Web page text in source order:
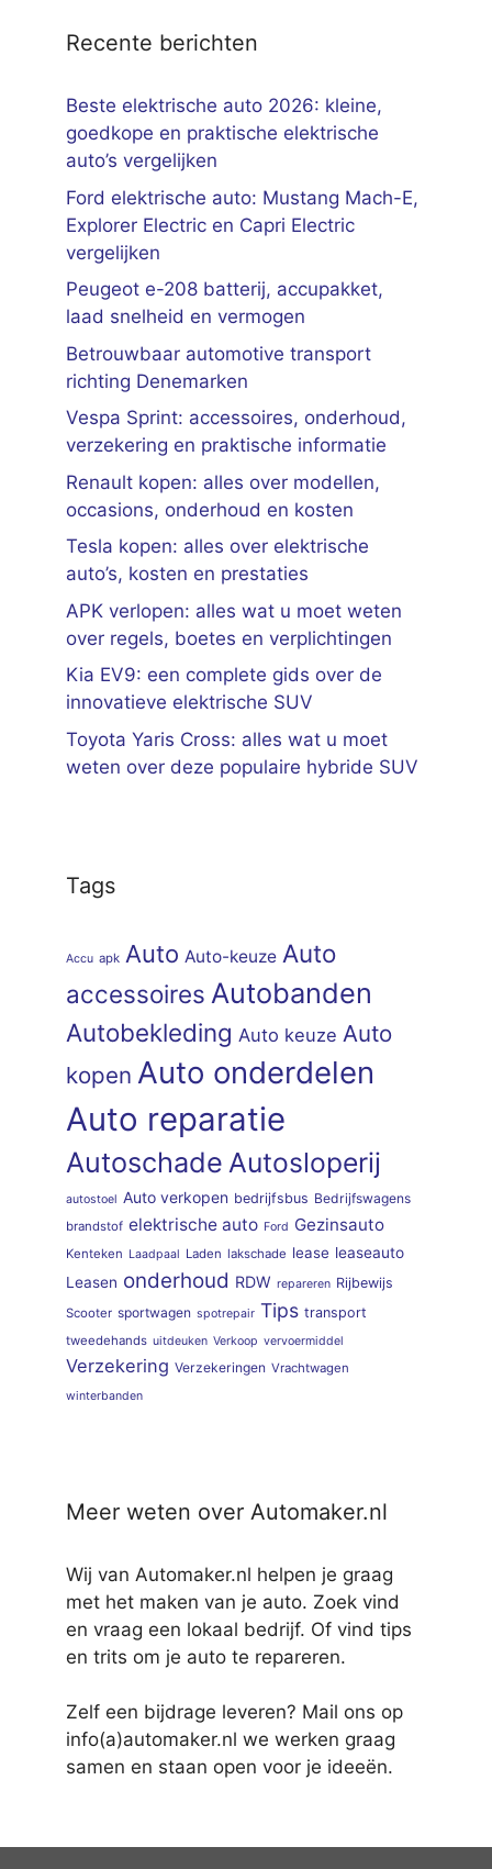
Recente berichten
Beste elektrische auto 2026: kleine,
goedkope en praktische elektrische
auto’s vergelijken
Ford elektrische auto: Mustang Mach-E,
Explorer Electric en Capri Electric
vergelijken
Peugeot e-208 batterij, accupakket,
laad snelheid en vermogen
Betrouwbaar automotive transport
richting Denemarken
Vespa Sprint: accessoires, onderhoud,
verzekering en praktische informatie
Renault kopen: alles over modellen,
occasions, onderhoud en kosten
Tesla kopen: alles over elektrische
auto’s, kosten en prestaties
APK verlopen: alles wat u moet weten
over regels, boetes en verplichtingen
Kia EV9: een complete gids over de
innovatieve elektrische SUV
Toyota Yaris Cross: alles wat u moet
weten over deze populaire hybride SUV
Tags
Accu apk Auto Auto-keuze Auto
accessoires Autobanden
Autobekleding Auto keuze Auto
kopen Auto onderdelen
Auto reparatie
Autoschade Autosloperij
autostoel Auto verkopen bedrijfsbus Bedrijfswagens
brandstof elektrische auto Ford Gezinsauto
Kenteken Laadpaal Laden lakschade lease leaseauto
Leasen onderhoud RDW repareren Rijbewijs
Scooter sportwagen spotrepair Tips transport
tweedehands uitdeuken Verkoop vervoermiddel
Verzekering Verzekeringen Vrachtwagen
winterbanden
Meer weten over Automaker.nl
Wij van Automaker.nl helpen je graag
met het maken van je auto. Zoek vind
en vraag een lokaal bedrijf. Of vind tips
en trits om je auto te repareren.
Zelf een bijdrage leveren? Mail ons op
info(a)automaker.nl we werken graag
samen en staan open voor je ideeën.